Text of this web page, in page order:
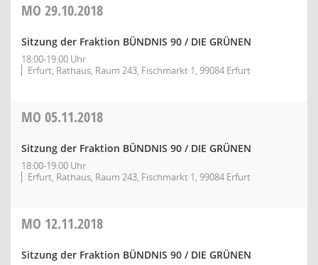
MO 29.10.2018
Sitzung der Fraktion BÜNDNIS 90 / DIE GRÜNEN
18:00-19:00 Uhr
Erfurt, Rathaus, Raum 243, Fischmarkt 1, 99084 Erfurt
MO 05.11.2018
Sitzung der Fraktion BÜNDNIS 90 / DIE GRÜNEN
18:00-19:00 Uhr
Erfurt, Rathaus, Raum 243, Fischmarkt 1, 99084 Erfurt
MO 12.11.2018
Sitzung der Fraktion BÜNDNIS 90 / DIE GRÜNEN